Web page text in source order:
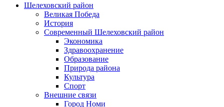
Шелеховский район
Великая Победа
История
Современный Шелеховский район
Экономика
Здравоохранение
Образование
Природа района
Культура
Спорт
Внешние связи
Город Номи